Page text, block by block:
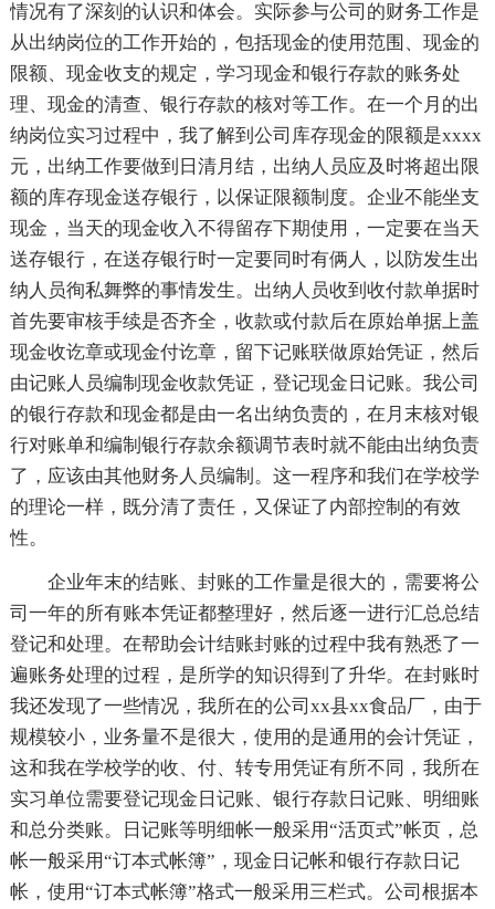
情况有了深刻的认识和体会。实际参与公司的财务工作是
从出纳岗位的工作开始的，包括现金的使用范围、现金的
限额、现金收支的规定，学习现金和银行存款的账务处
理、现金的清查、银行存款的核对等工作。在一个月的出
纳岗位实习过程中，我了解到公司库存现金的限额是xxxx
元，出纳工作要做到日清月结，出纳人员应及时将超出限
额的库存现金送存银行，以保证限额制度。企业不能坐支
现金，当天的现金收入不得留存下期使用，一定要在当天
送存银行，在送存银行时一定要同时有俩人，以防发生出
纳人员徇私舞弊的事情发生。出纳人员收到收付款单据时
首先要审核手续是否齐全，收款或付款后在原始单据上盖
现金收讫章或现金付讫章，留下记账联做原始凭证，然后
由记账人员编制现金收款凭证，登记现金日记账。我公司
的银行存款和现金都是由一名出纳负责的，在月末核对银
行对账单和编制银行存款余额调节表时就不能由出纳负责
了，应该由其他财务人员编制。这一程序和我们在学校学
的理论一样，既分清了责任，又保证了内部控制的有效
性。
企业年末的结账、封账的工作量是很大的，需要将公
司一年的所有账本凭证都整理好，然后逐一进行汇总总结
登记和处理。在帮助会计结账封账的过程中我有熟悉了一
遍账务处理的过程，是所学的知识得到了升华。在封账时
我还发现了一些情况，我所在的公司xx县xx食品厂，由于
规模较小，业务量不是很大，使用的是通用的会计凭证，
这和我在学校学的收、付、转专用凭证有所不同，我所在
实习单位需要登记现金日记账、银行存款日记账、明细账
和总分类账。日记账等明细帐一般采用“活页式”帐页，总
帐一般采用“订本式帐簿”，现金日记帐和银行存款日记
帐，使用“订本式帐簿”格式一般采用三栏式。公司根据本